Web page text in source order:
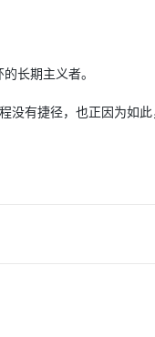
长期主义者。
没有捷径，也正因为如此